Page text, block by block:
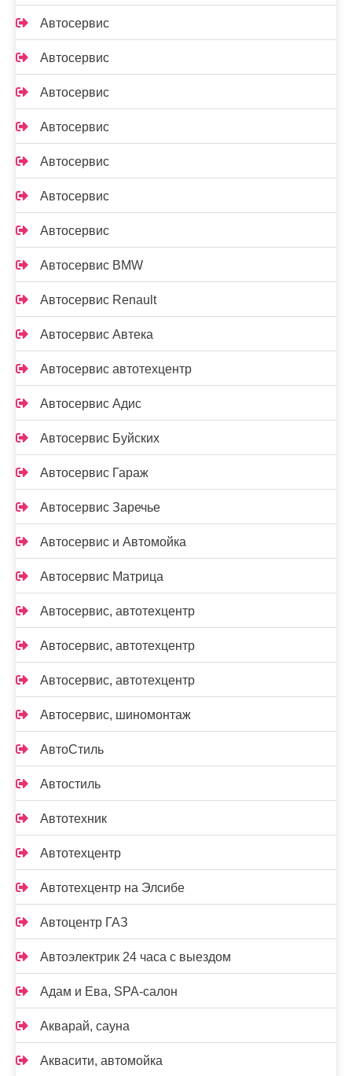
Автосервис
Автосервис
Автосервис
Автосервис
Автосервис
Автосервис
Автосервис
Автосервис BMW
Автосервис Renault
Автосервис Автека
Автосервис автотехцентр
Автосервис Адис
Автосервис Буйских
Автосервис Гараж
Автосервис Заречье
Автосервис и Автомойка
Автосервис Матрица
Автосервис, автотехцентр
Автосервис, автотехцентр
Автосервис, автотехцентр
Автосервис, шиномонтаж
АвтоСтиль
Автостиль
Автотехник
Автотехцентр
Автотехцентр на Элсибе
Автоцентр ГАЗ
Автоэлектрик 24 часа с выездом
Адам и Ева, SPA-салон
Акварай, сауна
Аквасити, автомойка